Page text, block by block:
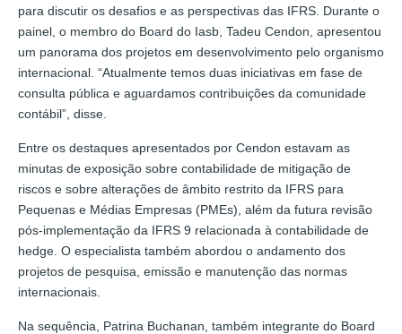
para discutir os desafios e as perspectivas das IFRS. Durante o
painel, o membro do Board do Iasb, Tadeu Cendon, apresentou
um panorama dos projetos em desenvolvimento pelo organismo
internacional. “Atualmente temos duas iniciativas em fase de
consulta pública e aguardamos contribuições da comunidade
contábil”, disse.
Entre os destaques apresentados por Cendon estavam as
minutas de exposição sobre contabilidade de mitigação de
riscos e sobre alterações de âmbito restrito da IFRS para
Pequenas e Médias Empresas (PMEs), além da futura revisão
pós-implementação da IFRS 9 relacionada à contabilidade de
hedge. O especialista também abordou o andamento dos
projetos de pesquisa, emissão e manutenção das normas
internacionais.
Na sequência, Patrina Buchanan, também integrante do Board